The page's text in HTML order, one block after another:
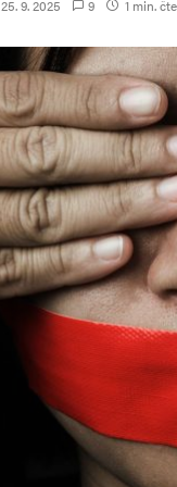
25. 9. 2025 9 1 min.